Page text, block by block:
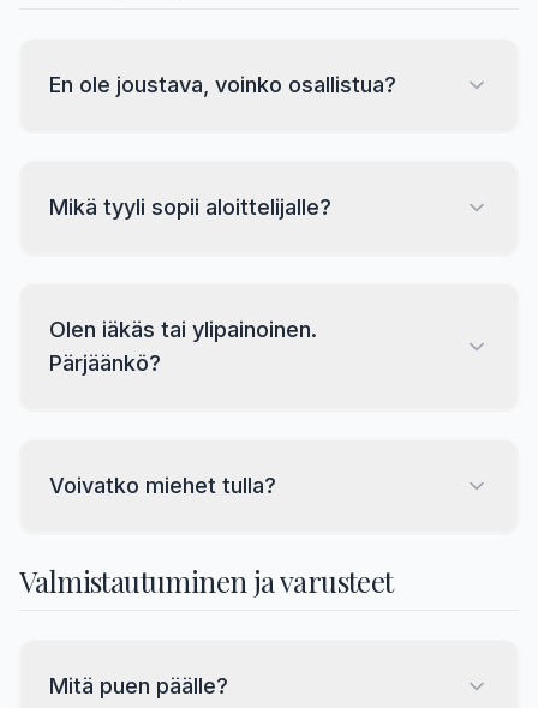
En ole joustava, voinko osallistua?
Mikä tyyli sopii aloittelijalle?
Olen iäkäs tai ylipainoinen.
Pärjäänkö?
Voivatko miehet tulla?
Valmistautuminen ja varusteet
Mitä puen päälle?